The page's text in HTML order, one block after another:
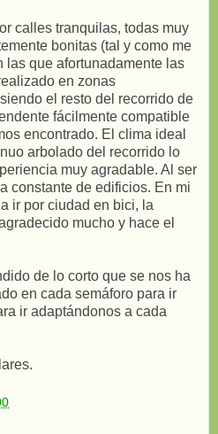
calles tranquilas, todas muy
bonitas (tal y como me
las que afortunadamente las
en zonas
el resto del recorrido de
fácilmente compatible
encontrado. El clima ideal
arbolado del recorrido lo
muy agradable. Al ser
constante de edificios. En mi
ir por ciudad en bici, la
mucho y hace el
de lo corto que se nos ha
en cada semáforo para ir
ir adaptándonos a cada